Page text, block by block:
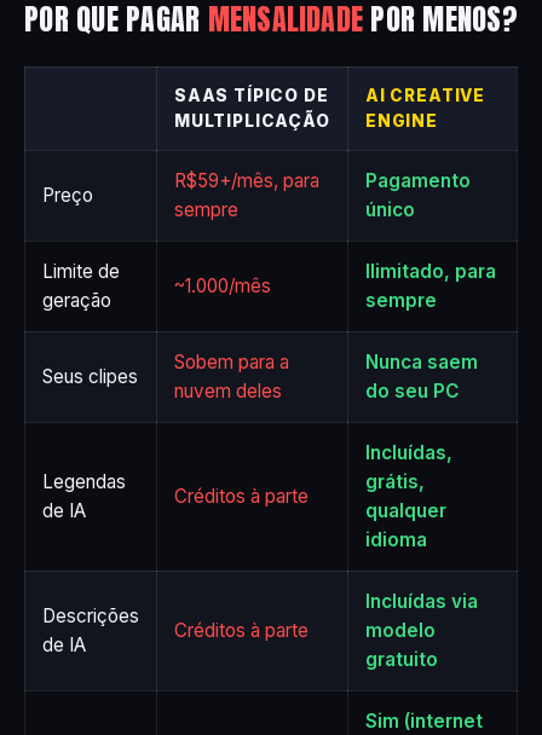
POR QUE PAGAR MENSALIDADEPOR MENOS?
SAAS TÍPICO DE
MULTIPLICAÇÃO
AI CREATIVE
ENGINE
Preço
R$59+/mês, para
sempre
Pagamento
único
Limite de
geração
~1.000/mês
Ilimitado, para
sempre
Seus clipes
Sobem para a
nuvem deles
Nunca saem
do seu PC
Legendas
de IA
Créditos à parte
Incluídas,
grátis,
qualquer
idioma
Descrições
de IA
Créditos à parte
Incluídas via
modelo
gratuito
Sim (internet